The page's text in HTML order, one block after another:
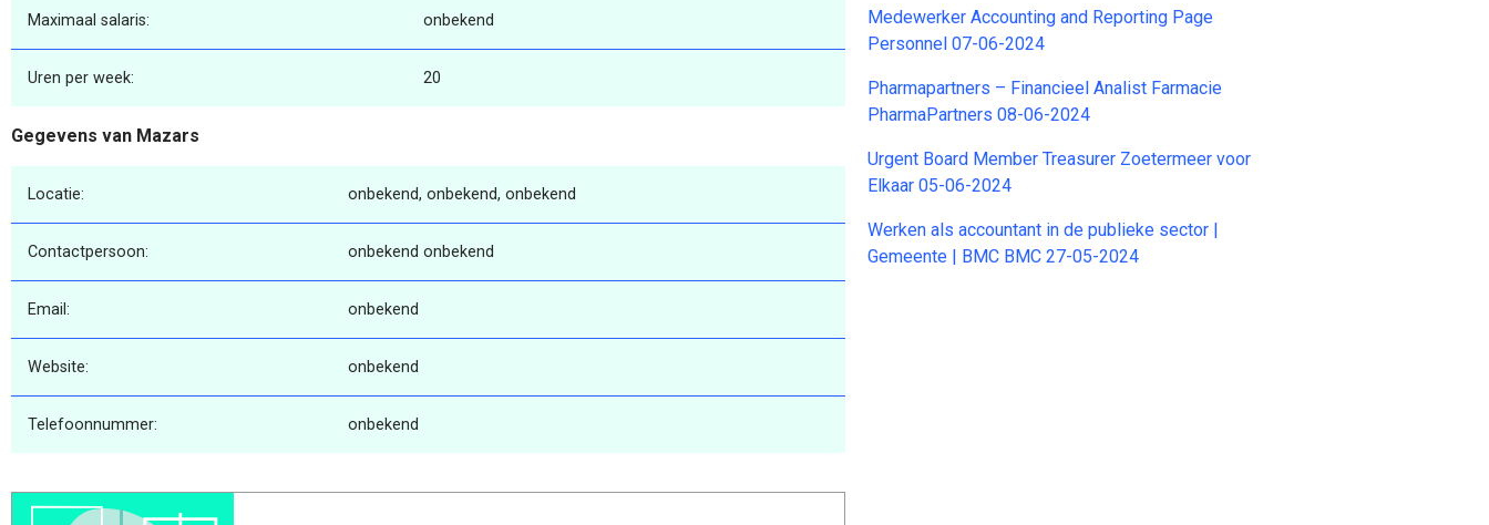
Maximaal salaris: onbekend
Uren per week: 20
Gegevens van Mazars
Locatie: onbekend, onbekend, onbekend
Contactpersoon: onbekend onbekend
Email: onbekend
Website: onbekend
Telefoonnummer: onbekend
Medewerker Accounting and Reporting Page
Personnel 07-06-2024
Pharmapartners – Financieel Analist Farmacie
PharmaPartners 08-06-2024
Urgent Board Member Treasurer Zoetermeer voor
Elkaar 05-06-2024
Werken als accountant in de publieke sector |
Gemeente | BMC BMC 27-05-2024